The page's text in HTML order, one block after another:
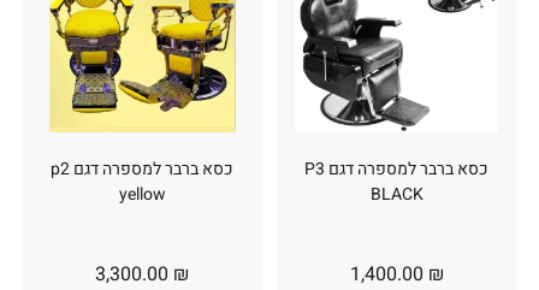
כסא ברבר למספרה דגם p2
yellow
3,300.00 ₪
כסא ברבר למספרה דגם P3
BLACK
1,400.00 ₪